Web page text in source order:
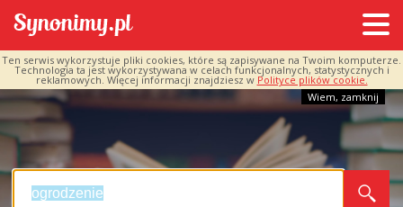
Ten serwis wykorzystuje pliki cookies, które są zapisywane na Twoim komputerze.
Technologia ta jest wykorzystywana w celach funkcjonalnych, statystycznych i
reklamowych. Więcej informacji znajdziesz w Polityce plików cookie.
Wiem, zamknij